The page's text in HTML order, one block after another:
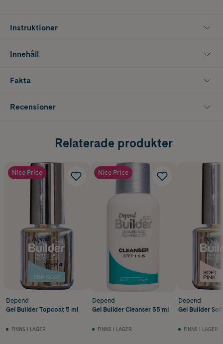
Instruktioner
Innehåll
Fakta
Recensioner
Relaterade produkter
Nice Price
Depend
Gel Builder Topcoat 5 ml
FINNS I LAGER
Nice Price
Depend
Gel Builder Cleanser 35 ml
FINNS I LAGER
Depend
Gel Builder
FINNS I LAGER